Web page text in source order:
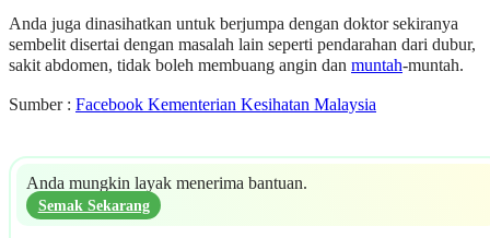
Anda juga dinasihatkan untuk berjumpa dengan doktor sekiranya
sembelit disertai dengan masalah lain seperti pendarahan dari dubur,
sakit abdomen, tidak boleh membuang angin dan muntah-muntah.
Sumber : Facebook Kementerian Kesihatan Malaysia
Anda mungkin layak menerima bantuan.
Semak Sekarang